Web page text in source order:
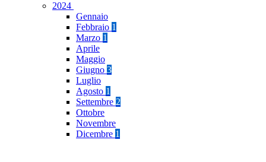
2024
Gennaio
Febbraio 1
Marzo 1
Aprile
Maggio
Giugno 3
Luglio
Agosto 1
Settembre 2
Ottobre
Novembre
Dicembre 1